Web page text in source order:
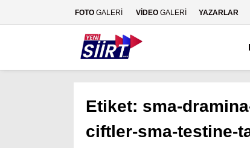
FOTO GALERİ VİDEO GALERİ YAZARLAR
Etiket: sma-
ciftler-sma-testine-